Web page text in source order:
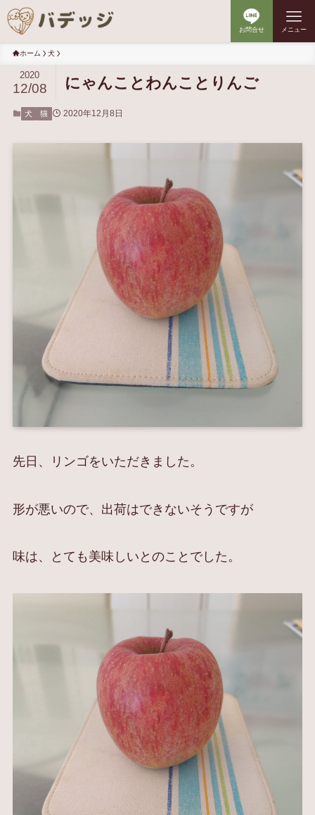
お問合せ メニュー
ホーム 犬
にゃんことわんことりんご
2020
12/08
犬 猫 2020年12月8日
先日、リンゴをいただきました。
形が悪いので、出荷はできないそうですが
味は、とても美味しいとのことでした。